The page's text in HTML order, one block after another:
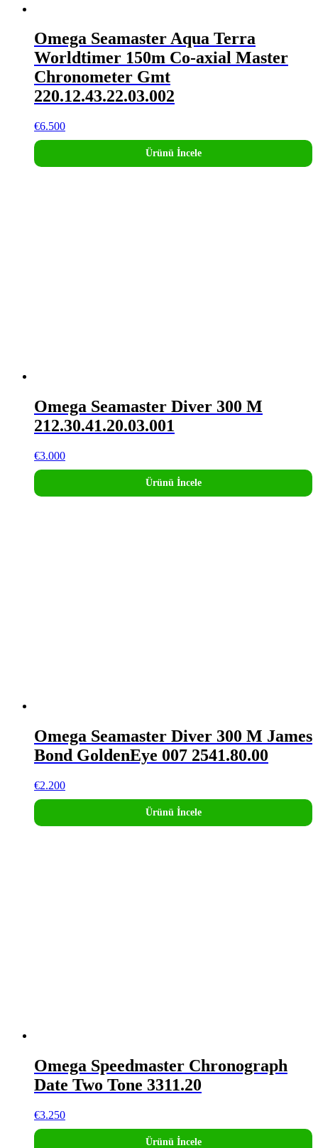
Omega Seamaster Aqua Terra
Worldtimer 150m Co-axial Master
Chronometer Gmt
220.12.43.22.03.002
€6.500
Ürünü İncele
Omega Seamaster Diver 300 M
212.30.41.20.03.001
€3.000
Ürünü İncele
Omega Seamaster Diver 300 M James
Bond GoldenEye 007 2541.80.00
€2.200
Ürünü İncele
Omega Speedmaster Chronograph
Date Two Tone 3311.20
€3.250
Ürünü İncele